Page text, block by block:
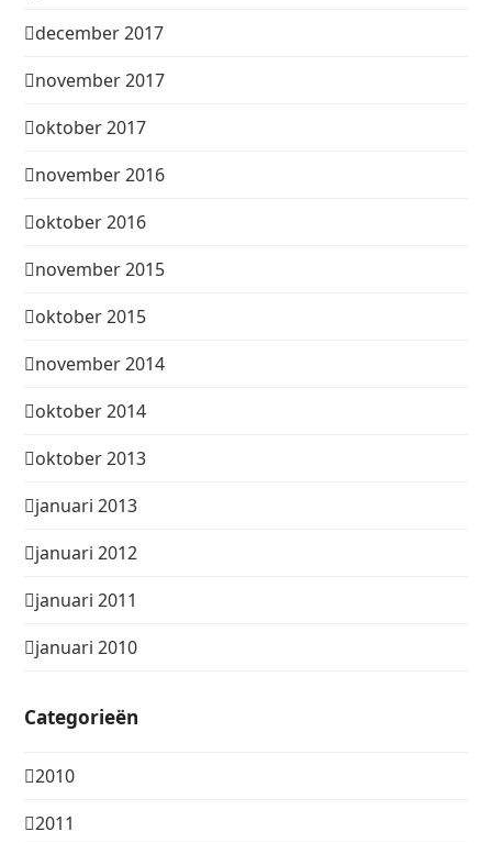
december 2017
november 2017
oktober 2017
november 2016
oktober 2016
november 2015
oktober 2015
november 2014
oktober 2014
oktober 2013
januari 2013
januari 2012
januari 2011
januari 2010
Categorieën
2010
2011